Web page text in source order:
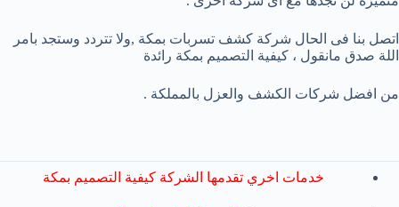
اتصل بنا فى الحال شركة كشف تسربات بمكة ,ولا تتردد وستجد بامر
اللة صدق مانقول ، كيفية التصميم بمكة رائدة
من افضل شركات الكشف والعزل بالمملكة .
خدمات اخري تقدمها الشركة كيفية التصميم بمكة